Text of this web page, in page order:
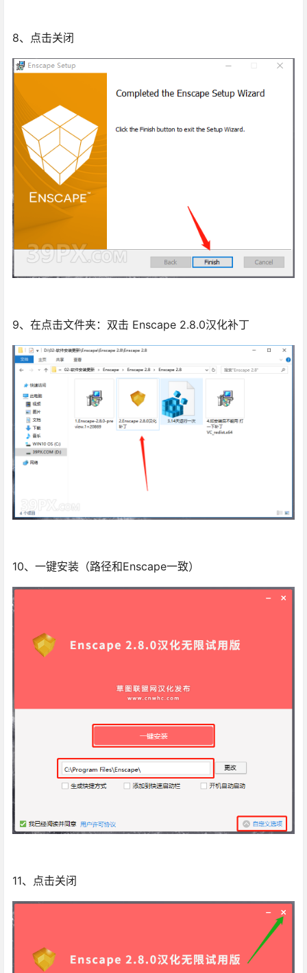
8、点击关闭
9、在点击文件夹：双击 Enscape 2.8.0汉化补丁
10、一键安装（路径和Enscape一致）
11、点击关闭